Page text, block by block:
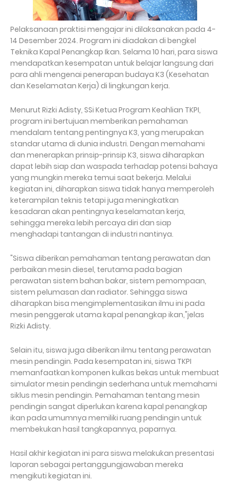
Pelaksanaan praktisi mengajar ini dilaksanakan pada 4-
14 Desember 2024. Program ini diadakan di bengkel
Teknika Kapal Penangkap Ikan. Selama 10 hari, para siswa
mendapatkan kesempatan untuk belajar langsung dari
para ahli mengenai penerapan budaya K3 (Kesehatan
dan Keselamatan Kerja) di lingkungan kerja.
Menurut Rizki Adisty, SSi Ketua Program Keahlian TKPI,
program ini bertujuan memberikan pemahaman
mendalam tentang pentingnya K3, yang merupakan
standar utama di dunia industri. Dengan memahami
dan menerapkan prinsip-prinsip K3, siswa diharapkan
dapat lebih siap dan waspada terhadap potensi bahaya
yang mungkin mereka temui saat bekerja. Melalui
kegiatan ini, diharapkan siswa tidak hanya memperoleh
keterampilan teknis tetapi juga meningkatkan
kesadaran akan pentingnya keselamatan kerja,
sehingga mereka lebih percaya diri dan siap
menghadapi tantangan di industri nantinya.
"Siswa diberikan pemahaman tentang perawatan dan
perbaikan mesin diesel, terutama pada bagian
perawatan sistem bahan bakar, sistem pemompaan,
sistem pelumasan dan radiator. Sehingga siswa
diharapkan bisa mengimplementasikan ilmu ini pada
mesin penggerak utama kapal penangkap ikan,"jelas
Rizki Adisty.
Selain itu, siswa juga diberikan ilmu tentang perawatan
mesin pendingin. Pada kesempatan ini, siswa TKPI
memanfaatkan komponen kulkas bekas untuk membuat
simulator mesin pendingin sederhana untuk memahami
siklus mesin pendingin. Pemahaman tentang mesin
pendingin sangat diperlukan karena kapal penangkap
ikan pada umumnya memiliki ruang pendingin untuk
membekukan hasil tangkapannya, paparnya.
Hasil akhir kegiatan ini para siswa melakukan presentasi
laporan sebagai pertanggungjawaban mereka
mengikuti kegiatan ini.